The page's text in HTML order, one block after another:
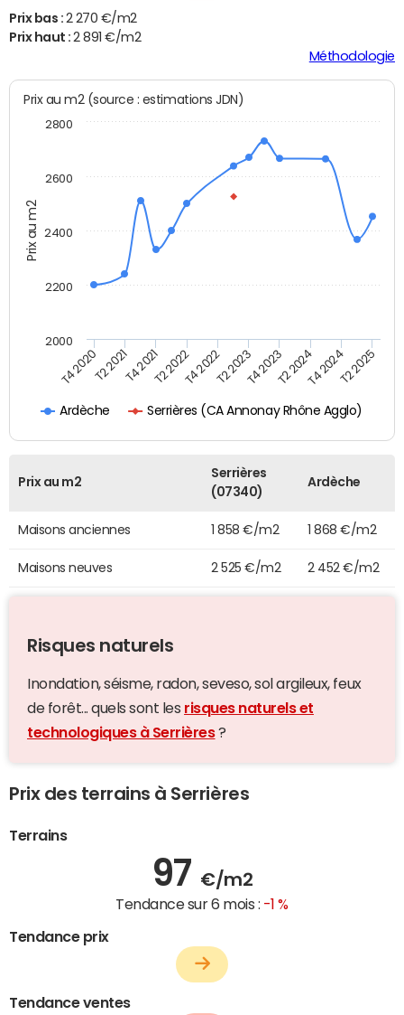
Prix bas : 2 270 €/m2
Prix haut :2 891 €/m2
Méthodologie
Prix au m2
Prix au m2 (source : estimations JDN)
Ardèche Serrières (CA Annonay Rhône Agglo)
T4 2020T2 2021T4 2021T2 2022T4 2022T2 2023T4 2023T2 2024T4 2024T2 2025
2000
2200
2400
2600
2800
Prix au m2
Serrières
(07340)
Ardèche
Maisons anciennes 1 858 €/m2 1 868 €/m2
Maisons neuves 2 525 €/m2 2 452 €/m2
Risques naturels
Inondation, séisme, radon, seveso, sol argileux, feux
de forêt... quels sont les risques naturels et
technologiques à Serrières?
Prix des terrains à Serrières
Terrains
97 €/m2
Tendance sur 6 mois : -1 %
Tendance prix
Tendance ventes